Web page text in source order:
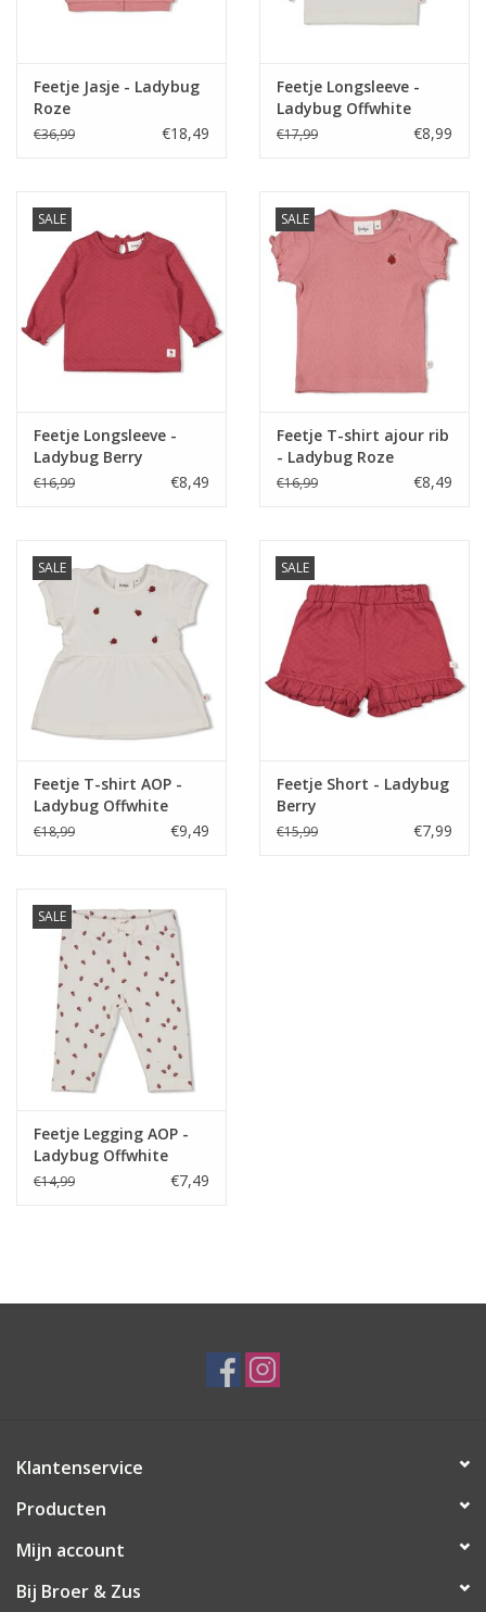
Feetje Jasje - Ladybug
Roze
€36,99 €18,49
Feetje Longsleeve -
Ladybug Offwhite
€17,99 €8,99
SALE
Feetje Longsleeve -
Ladybug Berry
€16,99 €8,49
SALE
Feetje T-shirt ajour rib
- Ladybug Roze
€16,99 €8,49
SALE
Feetje T-shirt AOP -
Ladybug Offwhite
€18,99 €9,49
SALE
Feetje Short - Ladybug
Berry
€15,99 €7,99
SALE
Feetje Legging AOP -
Ladybug Offwhite
€14,99 €7,49
Klantenservice
Producten
Mijn account
Bij Broer & Zus